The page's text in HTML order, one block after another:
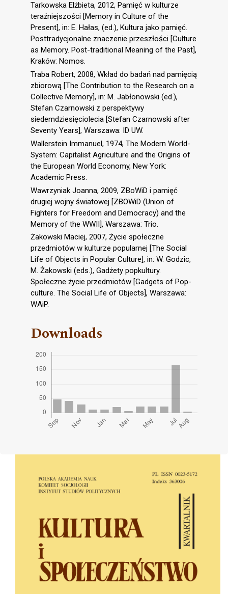
Tarkowska Elżbieta, 2012, Pamięć w kulturze
teraźniejszości [Memory in Culture of the
Present], in: E. Hałas, (ed.), Kultura jako pamięć.
Posttradycjonalne znaczenie przeszłości [Culture
as Memory. Post-traditional Meaning of the Past],
Kraków: Nomos.
Traba Robert, 2008, Wkład do badań nad pamięcią
zbiorową [The Contribution to the Research on a
Collective Memory], in: M. Jabłonowski (ed.),
Stefan Czarnowski z perspektywy
siedemdziesięciolecia [Stefan Czarnowski after
Seventy Years], Warszawa: ID UW.
Wallerstein Immanuel, 1974, The Modern World-
System: Capitalist Agriculture and the Origins of
the European World Economy, New York:
Academic Press.
Wawrzyniak Joanna, 2009, ZBoWiD i pamięć
drugiej wojny światowej [ZBOWiD (Union of
Fighters for Freedom and Democracy) and the
Memory of the WWII], Warszawa: Trio.
Żakowski Maciej, 2007, Życie społeczne
przedmiotów w kulturze popularnej [The Social
Life of Objects in Popular Culture], in: W. Godzic,
M. Żakowski (eds.), Gadżety popkultury.
Społeczne życie przedmiotów [Gadgets of Pop-
culture. The Social Life of Objects], Warszawa:
WAiP.
Downloads